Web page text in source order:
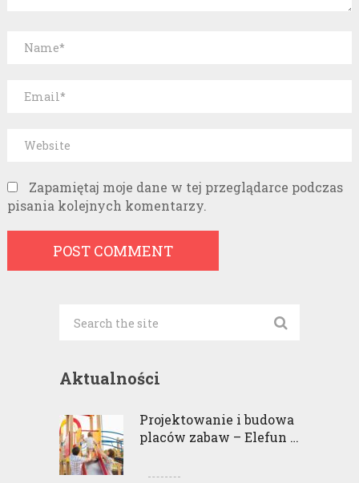
Zapamiętaj moje dane w tej przeglądarce podczas
pisania kolejnych komentarzy.
Aktualności
Projektowanie i budowa
placów zabaw – Elefun …